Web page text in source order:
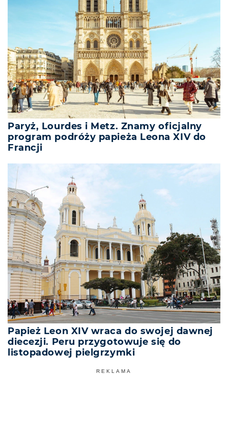
Paryż, Lourdes i Metz. Znamy oficjalny
program podróży papieża Leona XIV do
Francji
Papież Leon XIV wraca do swojej dawnej
diecezji. Peru przygotowuje się do
listopadowej pielgrzymki
REKLAMA